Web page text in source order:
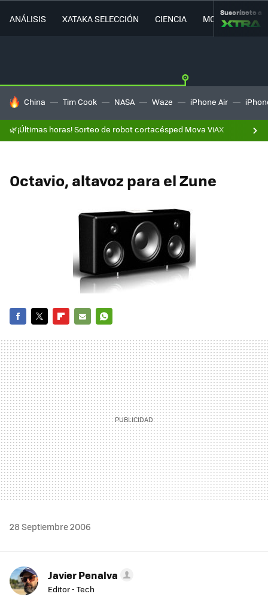
ANÁLISIS XATAKA SELECCIÓN CIENCIA MOVILIDAD
Suscríbete a
HOY SE HABLA DE
China Tim Cook NASA Waze iPhone Air
🌿¡Últimas horas! Sorteo de robot cortacésped Mova ViAX
Octavio, altavoz para el Zune
MAIL
28 Septiembre 2006
Javier Penalva
Editor - Tech